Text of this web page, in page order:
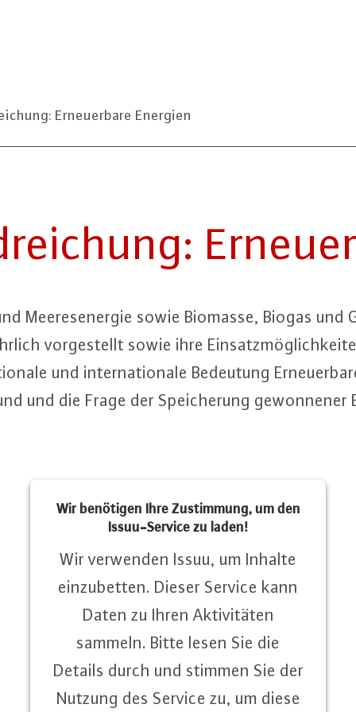
Erneuerbare Energien
Mee­res­ener­gie sowie Biomasse, Biogas und
vor­ge­stellt sowie ihre
und in­ter­na­tio­na­le Bedeutung
und die Frage der Spei­che­rung ge­won­ne­ner
Wir benötigen Ihre Zustimmung, um den
Issuu-Service zu laden!
Wir verwenden Issuu, um Inhalte
einzubetten. Dieser Service kann
Daten zu Ihren Aktivitäten
sammeln. Bitte lesen Sie die
Details durch und stimmen Sie der
Nutzung des Service zu, um diese